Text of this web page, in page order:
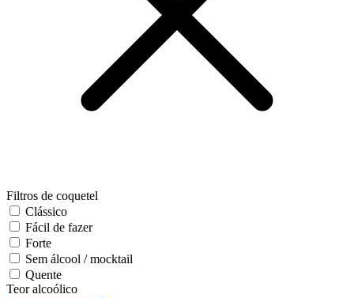
Filtros de coquetel
Clássico
Fácil de fazer
Forte
Sem álcool / mocktail
Quente
Teor alcoólico